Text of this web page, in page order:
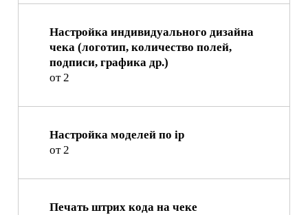
Настройка индивидуального дизайна
чека (логотип, количество полей,
подписи, графика др.)
от 2
Настройка моделей по ip
от 2
Печать штрих кода на чеке